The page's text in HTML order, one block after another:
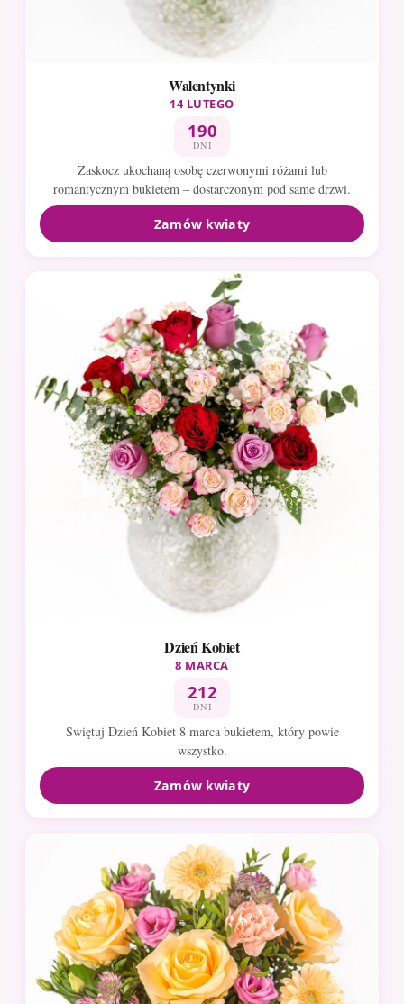
Walentynki
14 LUTEGO
190
DNI
Zaskocz ukochaną osobę czerwonymi różami lub
romantycznym bukietem – dostarczonym pod same drzwi.
Zamów kwiaty
Dzień Kobiet
8 MARCA
212
DNI
Świętuj Dzień Kobiet 8 marca bukietem, który powie
wszystko.
Zamów kwiaty